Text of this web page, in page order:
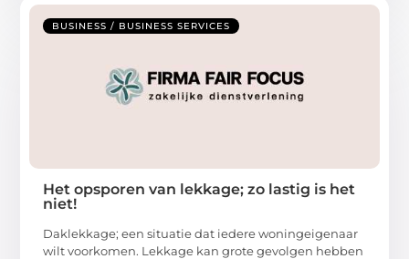
BUSINESS / BUSINESS SERVICES
Het opsporen van lekkage; zo lastig is het
niet!
Daklekkage; een situatie dat iedere woningeigenaar
wilt voorkomen. Lekkage kan grote gevolgen hebben